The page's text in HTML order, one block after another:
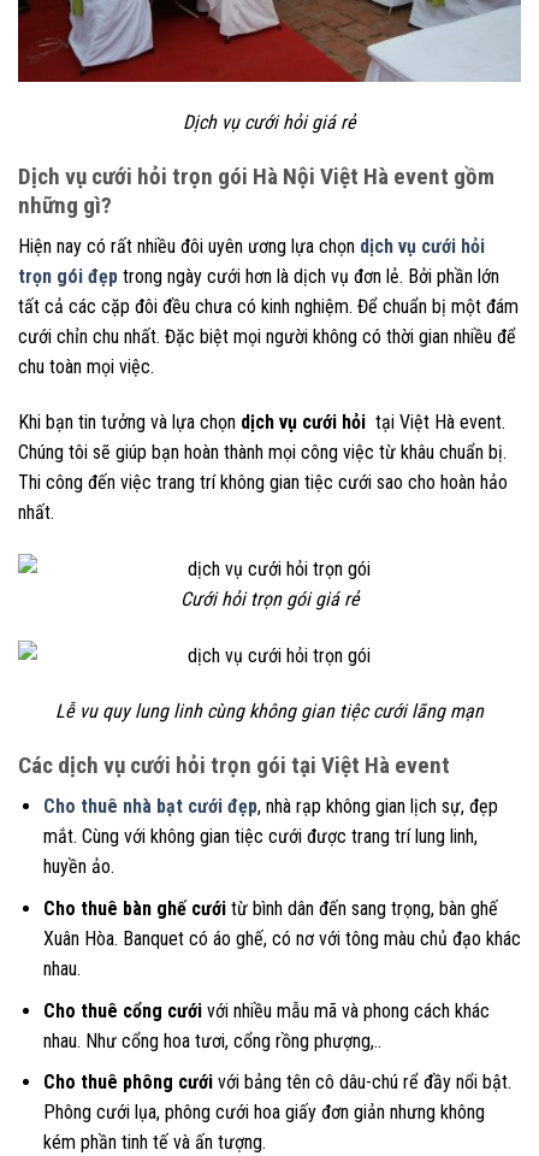
Dịch vụ cưới hỏi giá rẻ
Dịch vụ cưới hỏi trọn gói Hà Nội Việt Hà event gồm
những gì?
Hiện nay có rất nhiều đôi uyên ương lựa chọn dịch vụ cưới hỏi
trọn gói đẹp trong ngày cưới hơn là dịch vụ đơn lẻ. Bởi phần lớn
tất cả các cặp đôi đều chưa có kinh nghiệm. Để chuẩn bị một đám
cưới chỉn chu nhất. Đặc biệt mọi người không có thời gian nhiều để
chu toàn mọi việc.
Khi bạn tin tưởng và lựa chọn dịch vụ cưới hỏi tại Việt Hà event.
Chúng tôi sẽ giúp bạn hoàn thành mọi công việc từ khâu chuẩn bị.
Thi công đến việc trang trí không gian tiệc cưới sao cho hoàn hảo
nhất.
Cưới hỏi trọn gói giá rẻ
Lễ vu quy lung linh cùng không gian tiệc cưới lãng mạn
Các dịch vụ cưới hỏi trọn gói tại Việt Hà event
Cho thuê nhà bạt cưới đẹp, nhà rạp không gian lịch sự, đẹp
mắt. Cùng với không gian tiệc cưới được trang trí lung linh,
huyền ảo.
Cho thuê bàn ghế cướitừ bình dân đến sang trọng, bàn ghế
Xuân Hòa. Banquet có áo ghế, có nơ với tông màu chủ đạo khác
nhau.
Cho thuê cổng cướivới nhiều mẫu mã và phong cách khác
nhau. Như cổng hoa tươi, cổng rồng phượng,..
Cho thuê phông cướivới bảng tên cô dâu-chú rể đầy nổi bật.
Phông cưới lụa, phông cưới hoa giấy đơn giản nhưng không
kém phần tinh tế và ấn tượng.